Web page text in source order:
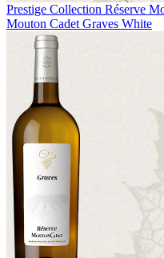
Prestige Collection Réserve
Mouton Cadet Graves White